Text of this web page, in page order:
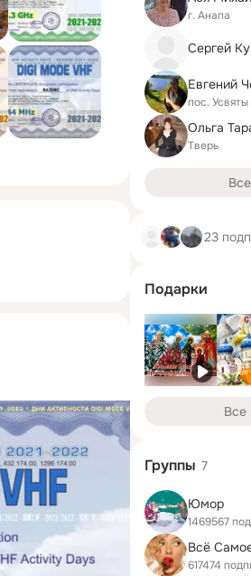
г. Анапа
Сергей
Евгений
пос.
Ольга
Тверь
23
Подарки
Все
Группы 7
Юмор
1469567
617474